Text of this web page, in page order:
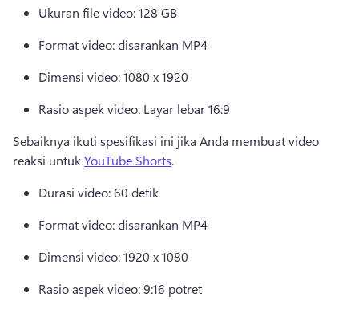
Ukuran file video: 128 GB
Format video: disarankan MP4
Dimensi video: 1080 x 1920
Rasio aspek video: Layar lebar 16:9
Sebaiknya ikuti spesifikasi ini jika Anda membuat video
reaksi untuk YouTube Shorts.
Durasi video: 60 detik
Format video: disarankan MP4
Dimensi video: 1920 x 1080
Rasio aspek video: 9:16 potret